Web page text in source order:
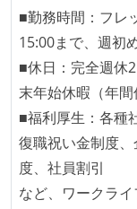
本番にデプロ
ーまたはペア
「リファクタ
観をメンバー
いる
何らかのコー
うにしている
提出されたコ
■勤務時間：フレ
15:00まで、週初
■休日：完全週休
末年始休暇（年間
■福利厚生：各種
復職祝い金制度
度、社員割引
など、ワークラ